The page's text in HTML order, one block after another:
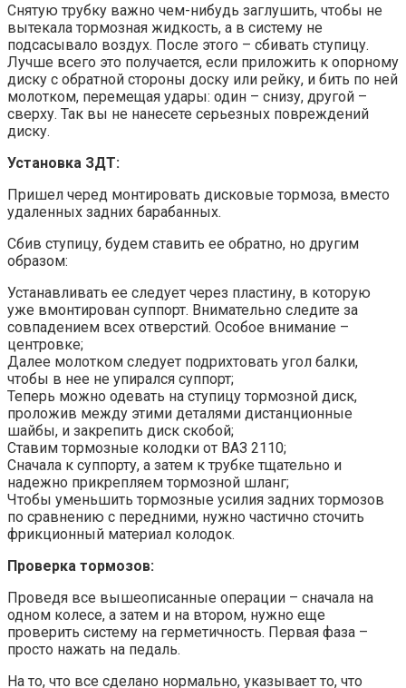
Снятую трубку важно чем-нибудь заглушить, чтобы не
вытекала тормозная жидкость, а в систему не
подсасывало воздух. После этого – сбивать ступицу.
Лучше всего это получается, если приложить к опорному
диску с обратной стороны доску или рейку, и бить по ней
молотком, перемещая удары: один – снизу, другой –
сверху. Так вы не нанесете серьезных повреждений
диску.
Установка ЗДТ:
Пришел черед монтировать дисковые тормоза, вместо
удаленных задних барабанных.
Сбив ступицу, будем ставить ее обратно, но другим
образом:
Устанавливать ее следует через пластину, в которую
уже вмонтирован суппорт. Внимательно следите за
совпадением всех отверстий. Особое внимание –
центровке;
Далее молотком следует подрихтовать угол балки,
чтобы в нее не упирался суппорт;
Теперь можно одевать на ступицу тормозной диск,
проложив между этими деталями дистанционные
шайбы, и закрепить диск скобой;
Ставим тормозные колодки от ВАЗ 2110;
Сначала к суппорту, а затем к трубке тщательно и
надежно прикрепляем тормозной шланг;
Чтобы уменьшить тормозные усилия задних тормозов
по сравнению с передними, нужно частично сточить
фрикционный материал колодок.
Проверка тормозов:
Проведя все вышеописанные операции – сначала на
одном колесе, а затем и на втором, нужно еще
проверить систему на герметичность. Первая фаза –
просто нажать на педаль.
На то, что все сделано нормально, указывает то, что